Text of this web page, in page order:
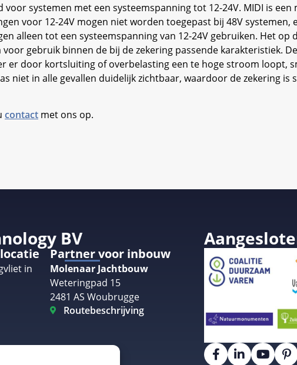
voor systemen met een systeemspanning tot 12-24V. MIDI is
voor 12-24V mogen niet worden toegepast bij 48V systemen,
alleen tot een systeemspanning van 12-24V gebruiken. Het op
gebruik binnen de bij de zekering passende karakteristiek.
er door kortsluiting of overbelasting een te hoge stroom loopt,
niet in alle gevallen duidelijk zichtbaar, waardoor de zekering is
contact met ons op.
BV
in
Partner voor inbouw
Molenaar Jachtbouw
Weteringpad 15
2481 AS Woubrugge
Routebeschrijving